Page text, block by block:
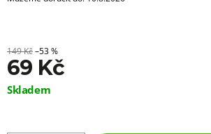
149 Kč–53 %
69 Kč
Měrná
Skladem